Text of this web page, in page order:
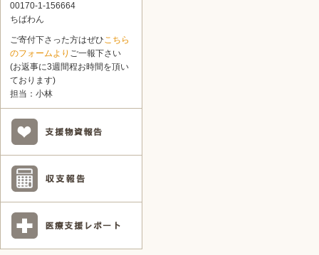
00170-1-156664
ちばわん
ご寄付下さった方はぜひこちら
のフォームより ご一報下さい
(お返事に3週間程お時間を頂い
ております)
担当：小林